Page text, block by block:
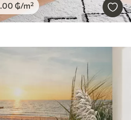
.00 ₲/m²